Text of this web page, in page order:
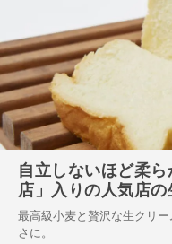
自立しないほど柔
店」入りの人気店の
最高級小麦と贅沢な生クリ
さに。